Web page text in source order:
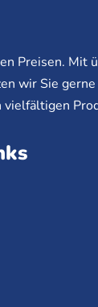
Preisen. Mit
wir Sie
vielfältigen